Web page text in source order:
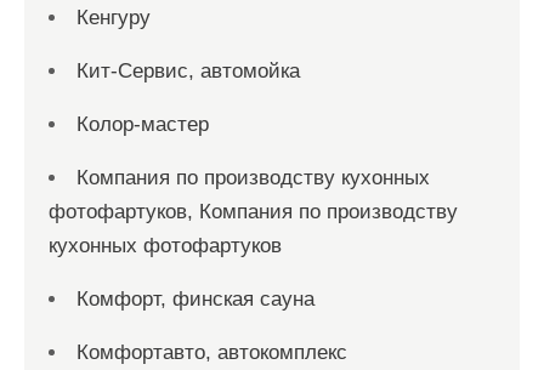
Кенгуру
Кит-Сервис, автомойка
Колор-мастер
Компания по производству кухонных
фотофартуков, Компания по производству
кухонных фотофартуков
Комфорт, финская сауна
Комфортавто, автокомплекс